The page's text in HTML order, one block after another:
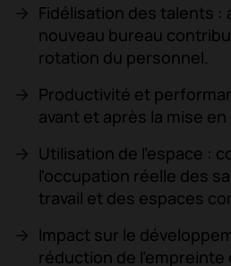
Fidélisation des talents :
nouveau bureau
rotation du personnel.
Productivité et
avant et après la mise
Utilisation de l'espace :
l'occupation réelle des
travail et des espaces
Impact sur le
réduction de